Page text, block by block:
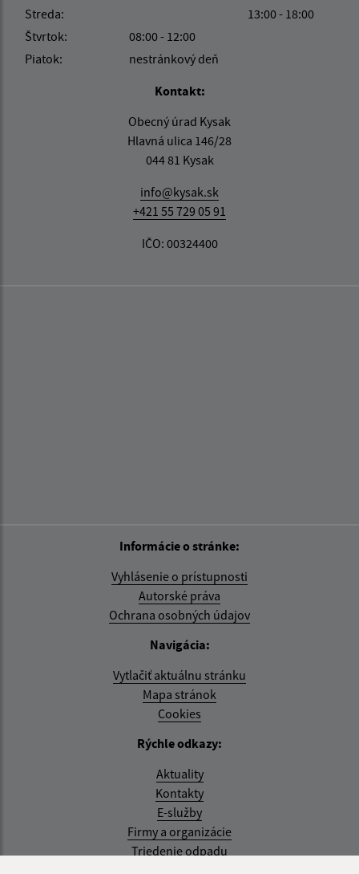
Streda:
13:00 - 18:00
Štvrtok:
08:00 - 12:00
Piatok:
nestránkový deň
Kontakt:
Obecný úrad Kysak
Hlavná ulica 146/28
044 81 Kysak
info@kysak.sk
+421 55 729 05 91
IČO: 00324400
Informácie o stránke:
Vyhlásenie o prístupnosti
Autorské práva
Ochrana osobných údajov
Navigácia:
Vytlačiť aktuálnu stránku
Mapa stránok
Cookies
Rýchle odkazy:
Aktuality
Kontakty
E-služby
Firmy a organizácie
Triedenie odpadu